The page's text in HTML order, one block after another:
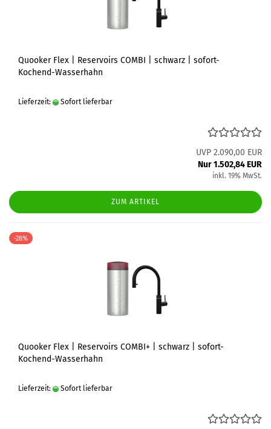
Quooker Flex | Reservoirs COMBI | schwarz | sofort-
Kochend-Wasserhahn
Lieferzeit: Sofort lieferbar
UVP 2.090,00 EUR
Nur 1.502,84 EUR
inkl. 19% MwSt.
ZUM ARTIKEL
-28%
Quooker Flex | Reservoirs COMBI+ | schwarz | sofort-
Kochend-Wasserhahn
Lieferzeit: Sofort lieferbar